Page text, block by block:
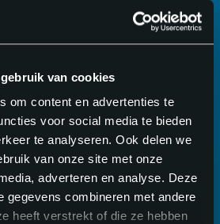
van cookies
om content en advertenties te
voor social media te bieden
te analyseren. Ook delen we
van onze site met onze
adverteren en analyse. Deze
gegevens combineren met andere
heeft verstrekt of die ze hebben
VOOR
.